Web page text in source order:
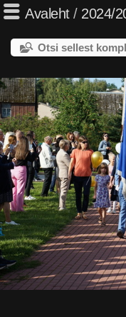
Avaleht/ 2024/
Otsi sellest